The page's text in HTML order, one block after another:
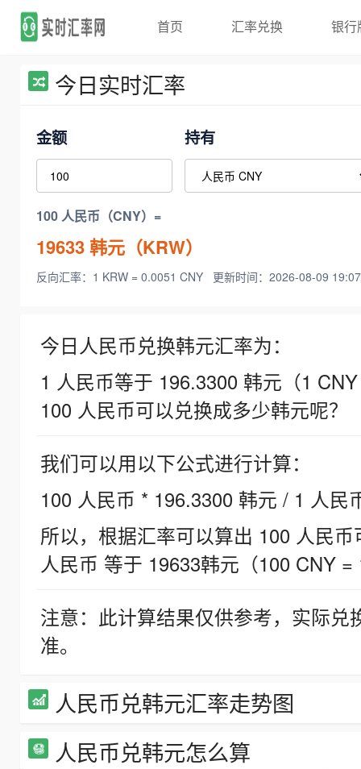
首页 汇率兑换 银行
今日实时汇率
金额 持有
100 人民币（CNY）=
19633韩元（KRW）
反向汇率：1 KRW = 0.0051 CNY 更新时间：2026-08-09
今日人民币兑换韩元汇率为：
1 人民币等于 196.3300 韩元（1
100 人民币可以兑换成多少韩元呢？
我们可以用以下公式进行计算：
100 人民币 * 196.3300 韩元 / 1 人民
所以，根据汇率可以算出 100 人民
人民币 等于 19633韩元（100 CNY =
注意：此计算结果仅供参考，实际
准。
人民币兑韩元汇率走势图
人民币兑韩元怎么算